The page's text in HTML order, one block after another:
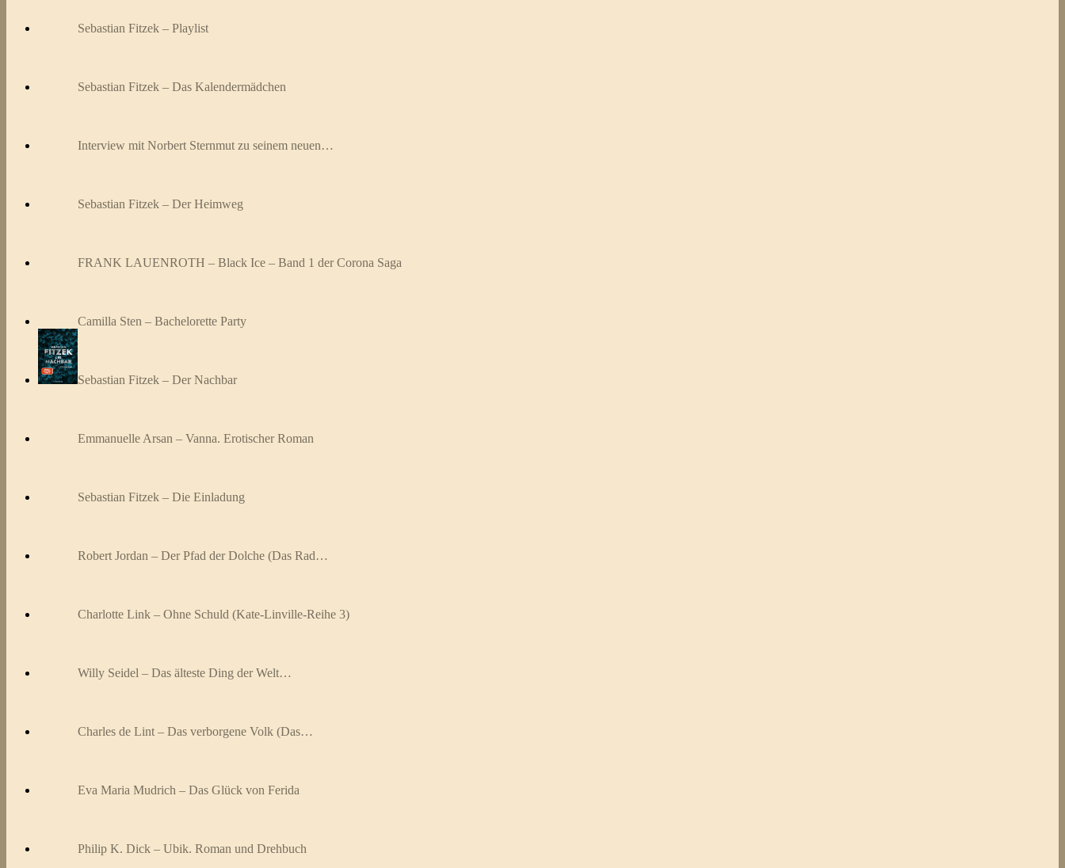
Sebastian Fitzek – Playlist
Sebastian Fitzek – Das Kalendermädchen
Interview mit Norbert Sternmut zu seinem neuen…
Sebastian Fitzek – Der Heimweg
FRANK LAUENROTH – Black Ice – Band 1 der Corona Saga
Camilla Sten – Bachelorette Party
Sebastian Fitzek – Der Nachbar
Emmanuelle Arsan – Vanna. Erotischer Roman
Sebastian Fitzek – Die Einladung
Robert Jordan – Der Pfad der Dolche (Das Rad…
Charlotte Link – Ohne Schuld (Kate-Linville-Reihe 3)
Willy Seidel – Das älteste Ding der Welt…
Charles de Lint – Das verborgene Volk (Das…
Eva Maria Mudrich – Das Glück von Ferida
Philip K. Dick – Ubik. Roman und Drehbuch